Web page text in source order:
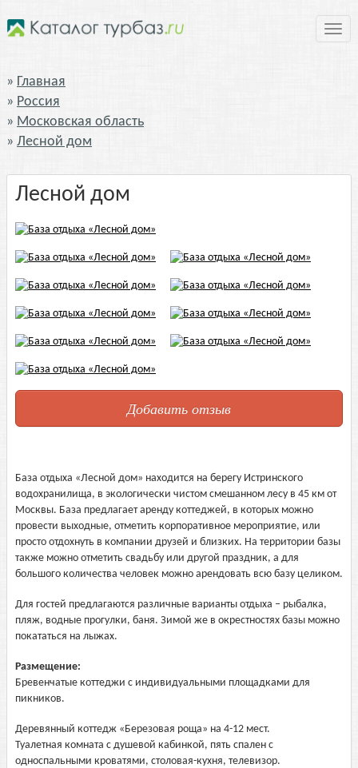
Главная
Россия
Московская область
Лесной дом
Лесной дом
Добавить отзыв
База отдыха «Лесной дом» находится на берегу Истринского
водохранилища, в экологически чистом смешанном лесу в 45 км от
Москвы. База предлагает аренду коттеджей, в которых можно
провести выходные, отметить корпоративное мероприятие, или
просто отдохнуть в компании друзей и близких. На территории базы
также можно отметить свадьбу или другой праздник, а для
большого количества человек можно арендовать всю базу целиком.
Для гостей предлагаются различные варианты отдыха – рыбалка,
пляж, водные прогулки, баня. Зимой же в окрестностях базы можно
покататься на лыжах.
Размещение:
Бревенчатые коттеджи с индивидуальными площадками для
пикников.
Деревянный коттедж «Березовая роща» на 4-12 мест.
Туалетная комната с душевой кабинкой, пять спален с
односпальными кроватями, столовая-кухня, телевизор.